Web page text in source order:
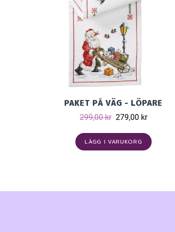
PAKET PÅ VÄG - LÖPARE
299,00 kr 279,00 kr
LÄGG I VARUKORG